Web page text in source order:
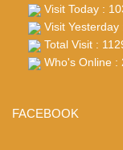
Visit Today :
Visit Yesterday
Total Visit :
Who's Online :
FACEBOOK